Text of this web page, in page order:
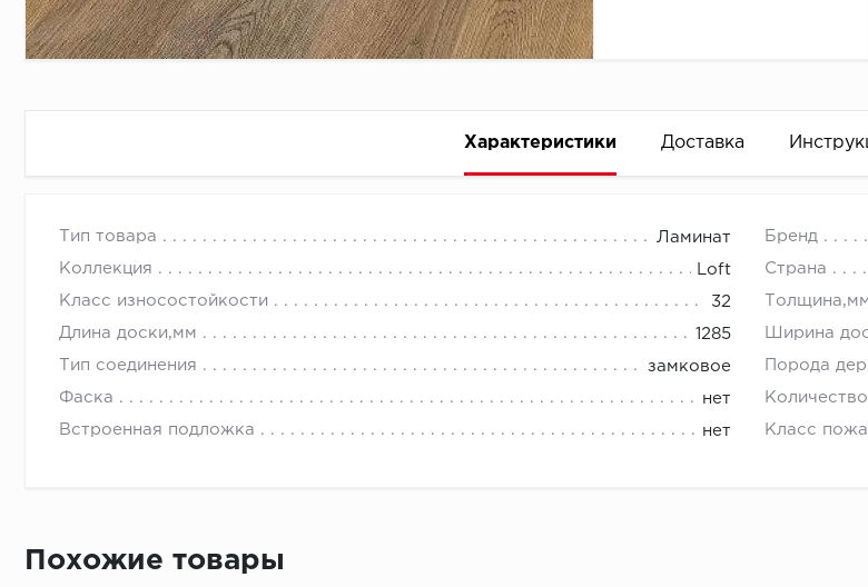
Характеристики Доставка
Тип товара Ламинат Бренд
Коллекция Loft Страна
Класс износостойкости 32
Длина доски,мм 1285 Ширина
Тип соединения замковое Порода
Фаска нет
Встроенная подложка нет Класс
Время доставки
Первый ряд:
Похожие товары